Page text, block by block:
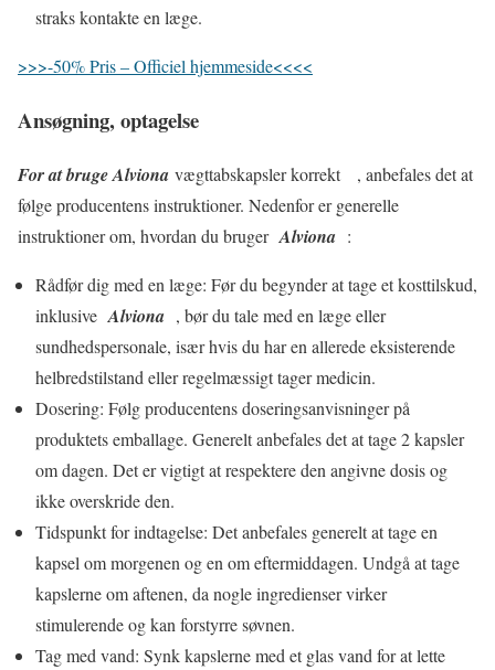
straks kontakte en læge.
>>>-50% Pris – Officiel hjemmeside<<<<
Ansøgning, optagelse
For at bruge Alviona vægttabskapsler korrekt , anbefales det at
følge producentens instruktioner. Nedenfor er generelle
instruktioner om, hvordan du bruger Alviona :
Rådfør dig med en læge: Før du begynder at tage et kosttilskud,
inklusive Alviona , bør du tale med en læge eller
sundhedspersonale, især hvis du har en allerede eksisterende
helbredstilstand eller regelmæssigt tager medicin.
Dosering: Følg producentens doseringsanvisninger på
produktets emballage. Generelt anbefales det at tage 2 kapsler
om dagen. Det er vigtigt at respektere den angivne dosis og
ikke overskride den.
Tidspunkt for indtagelse: Det anbefales generelt at tage en
kapsel om morgenen og en om eftermiddagen. Undgå at tage
kapslerne om aftenen, da nogle ingredienser virker
stimulerende og kan forstyrre søvnen.
Tag med vand: Synk kapslerne med et glas vand for at lette